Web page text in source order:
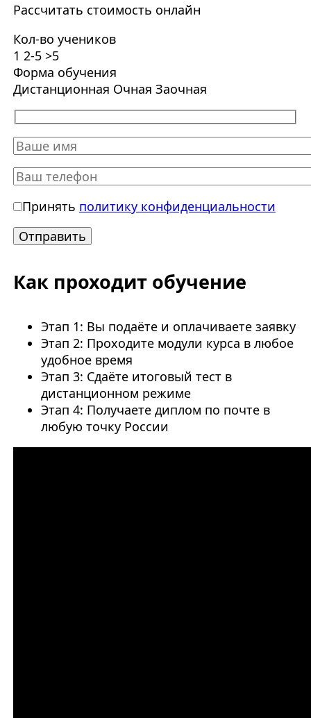
Рассчитать стоимость онлайн
Кол-во учеников
1 2-5 >5
Форма обучения
Дистанционная Очная Заочная
Принять политику конфиденциальности
Как проходит обучение
Этап 1: Вы подаёте и оплачиваете заявку
Этап 2: Проходите модули курса в любое
удобное время
Этап 3: Сдаёте итоговый тест в
дистанционном режиме
Этап 4: Получаете диплом по почте в
любую точку России